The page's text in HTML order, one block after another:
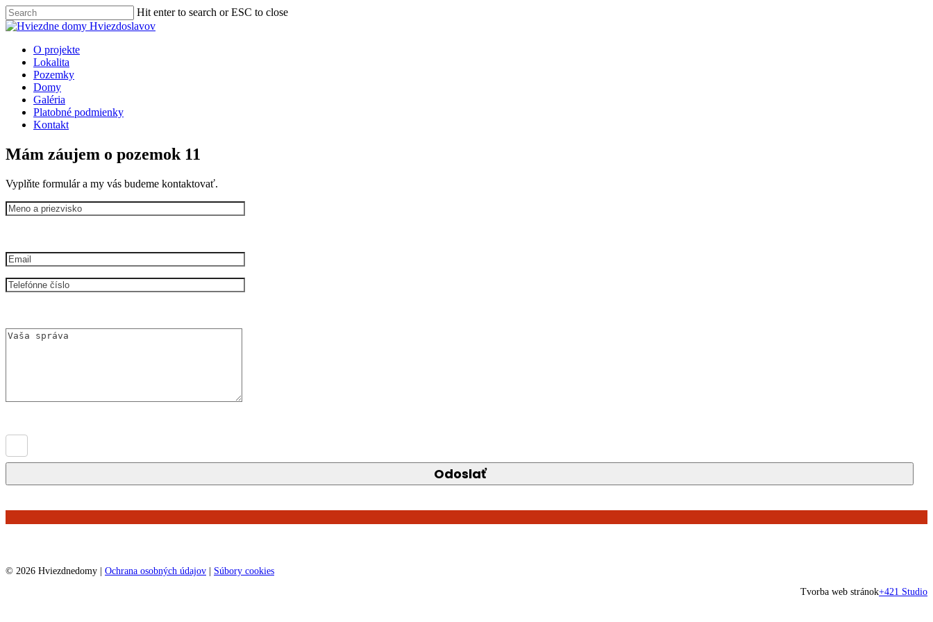
Skip
to
content
Hit enter to search or ESC to close
Close
Menu
O projekte
Lokalita
Pozemky
Domy
Galéria
Platobné podmienky
Kontakt
Mám záujem o pozemok 11
Vyplňte formulár a my vás budeme kontaktovať.
Odoslať
© 2026 Hviezdnedomy | Ochrana osobných údajov
Súbory cookies
Tvorba web stránok+421 Studio